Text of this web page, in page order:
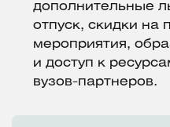
дополнительные
отпуск, скидки на
мероприятия,
и доступ к
вузов-партнеров.